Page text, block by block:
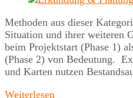
Methoden aus dieser
Situation und ihrer weiteren
beim Projektstart (Phase 1)
(Phase 2) von Bedeutung.
und Karten nutzen
Weiterlesen